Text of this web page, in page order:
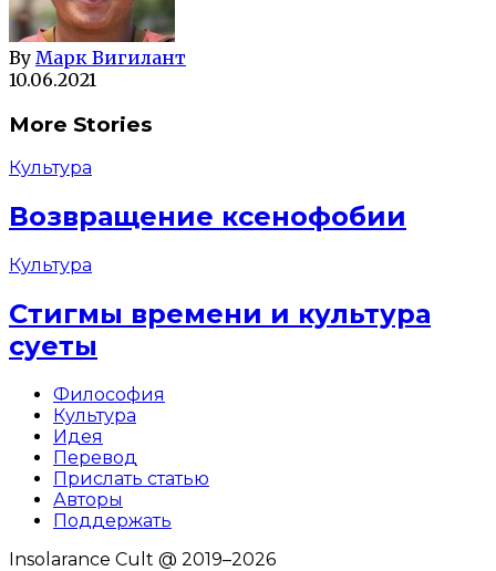
By Марк Вигилант
10.06.2021
More Stories
Культура
Возвращение ксенофобии
Культура
Стигмы времени и культура
суеты
Философия
Культура
Идея
Перевод
Прислать статью
Авторы
Поддержать
Insolarance Cult @ 2019–2026